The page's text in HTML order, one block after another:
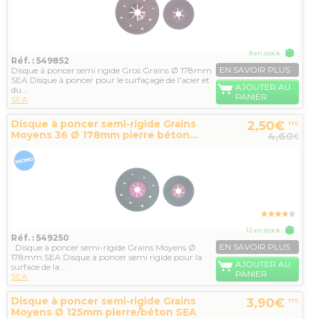
Réf. : 549852
Disque à poncer semi rigide Gros Grains Ø 178mm
SEA Disque à poncer pour le surfaçage de l'acier et
du...
SEA
8 en stock
EN SAVOIR PLUS
AJOUTER AU
PANIER
Disque à poncer semi-rigide Grains
Moyens 36 Ø 178mm pierre béton...
2,50€ TTC
4,60€
Réf. : 549250
Disque à poncer semi-rigide Grains Moyens Ø
178mm SEA Disque à poncer semi rigide pour la
surface de la...
SEA
12 en stock
EN SAVOIR PLUS
AJOUTER AU
PANIER
Disque à poncer semi-rigide Grains
Moyens Ø 125mm pierre/béton SEA
3,90€ TTC